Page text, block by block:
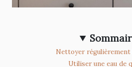
Nettoyer régulièrement
Utiliser une eau de